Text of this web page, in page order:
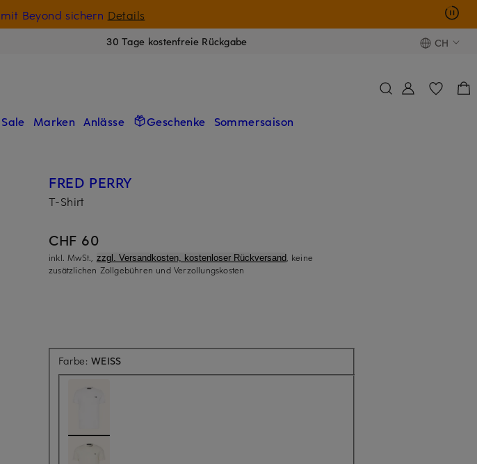
Beyond sichern Details
30 Tage kostenfreie Rückgabe CH
Marken Anlässe Geschenke Sommersaison
FRED PERRY
T-Shirt
CHF 60
inkl. MwSt., zzgl. Versandkosten, kostenloser Rückversand, keine
zusätzlichen Zollgebühren und Verzollungskosten
Farbe:WEISS